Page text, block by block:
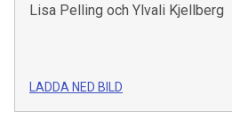
Lisa Pelling och Ylvali Kjellberg
LADDA NED BILD